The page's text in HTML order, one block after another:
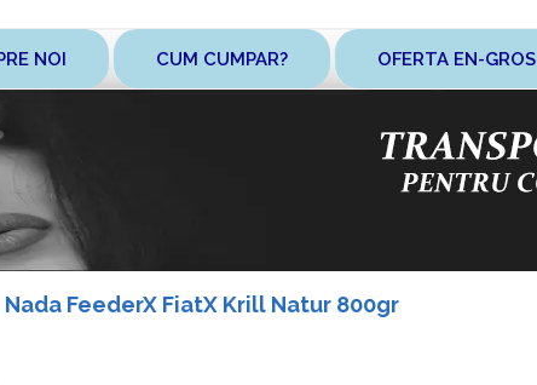
NOI CUM CUMPAR? OFERTA EN-GROS
Nada FeederX FiatX Krill Natur 800gr